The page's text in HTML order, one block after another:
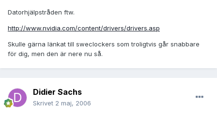
Datorhjälpstråden ftw.
http://www.nvidia.com/content/drivers/drivers.asp
Skulle gärna länkat till sweclockers som troligtvis går snabbare
för dig, men den är nere nu så.
Didier Sachs
Skrivet 2 maj, 2006